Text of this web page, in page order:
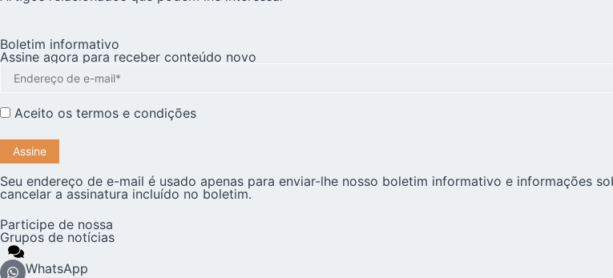
Boletim informativo
Assine agora para receber conteúdo novo
Aceito os termos e condições
Seu endereço de e-mail é usado apenas para enviar-lhe nosso boletim informativo e informações
cancelar a assinatura incluído no boletim.
Participe de nossa
Grupos de notícias
WhatsApp